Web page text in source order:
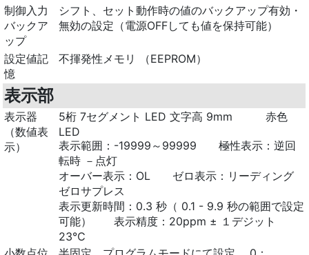
制御入力
バックア
ップ
シフト、セット動作時の値のバックアップ有効・
無効の設定（電源OFFしても値を保持可能）
設定値記
憶
不揮発性メモリ （EEPROM）
表示部
表示器
（数値表
示）
5桁 7セグメント LED 文字高 9mm 赤色
LED
表示範囲：-19999～99999 極性表示：逆回
転時 －点灯
オーバー表示：OL ゼロ表示：リーディング
ゼロサプレス
表示更新時間：0.3 秒（ 0.1 - 9.9 秒の範囲で設定
可能） 表示精度：20ppm ± １デジット
23℃